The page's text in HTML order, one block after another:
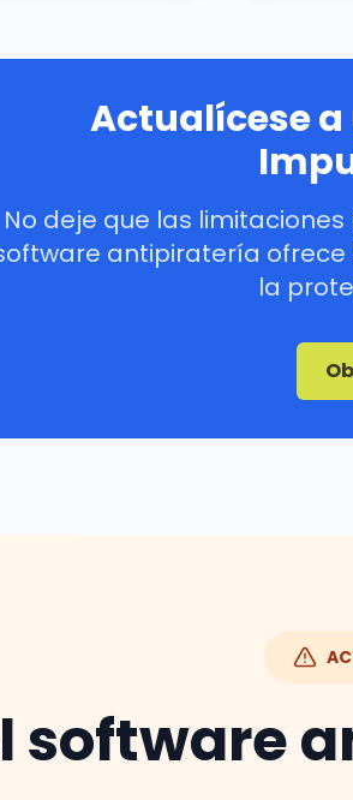
Actualícese
No deje que las
antipiratería ofrece
la
software